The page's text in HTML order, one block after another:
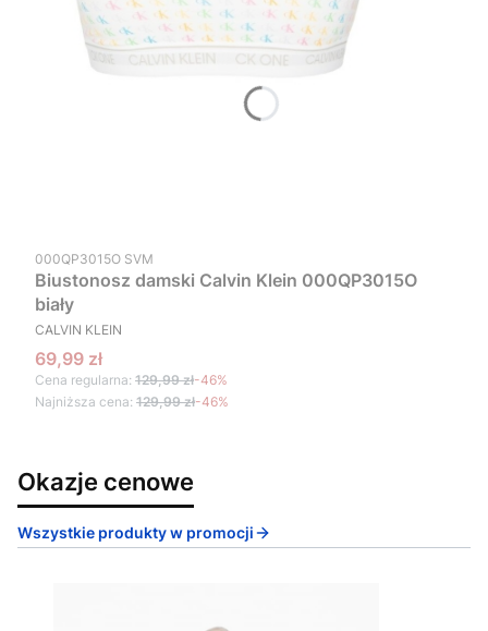
Kod produktu
000QP3015O SVM
Biustonosz damski Calvin Klein 000QP3015O
biały
PRODUCENT
CALVIN KLEIN
Cena promocyjna
69,99 zł
Cena regularna: 129,99 zł-46%
Najniższa cena: 129,99 zł-46%
Okazje cenowe
Wszystkie produkty w promocji